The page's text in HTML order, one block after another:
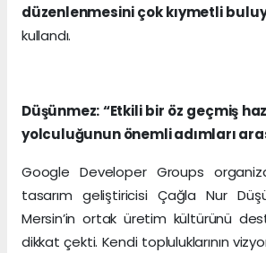
düzenlenmesini çok kıymetli
kullandı.
Düşünmez: “Etkili bir öz geçmiş
yolculuğunun önemli adımları
Google Developer Groups
tasarım geliştiricisi Çağla Nur
Mersin’in ortak üretim kültürünü
dikkat çekti. Kendi topluluklarının